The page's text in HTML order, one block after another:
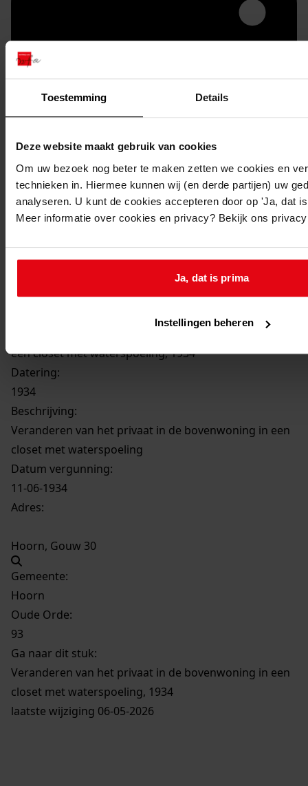
Toestemming Details
Deze website maakt gebruik van cookies
Om uw bezoek nog beter te maken zetten we cookies en
technieken in. Hiermee kunnen wij (en derde partijen) uw
analyseren. U kunt de cookies accepteren door op 'Ja, dat
Meer informatie over cookies en privacy? Bekijk ons
Ja, dat is prima
Instellingen beheren
duurzaam webadres
Bouwdossiers
2196-41111934
een closet met waterspoeling, 1934
Datering:
1934
Beschrijving:
Veranderen van het privaat in de bovenwoning in een
closet met waterspoeling
Datum vergunning:
11-06-1934
Adres:
Hoorn, Gouw 30
Gemeente:
Hoorn
Oude Orde:
93
Ga naar dit stuk:
Veranderen van het privaat in de bovenwoning in een
closet met waterspoeling, 1934
laatste wijziging 06-05-2026